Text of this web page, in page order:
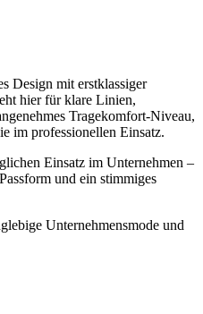
Design mit erstklassiger
hier für klare Linien,
Tragekomfort-Niveau,
im professionellen Einsatz.
Einsatz im Unternehmen –
und ein stimmiges
Unternehmensmode und